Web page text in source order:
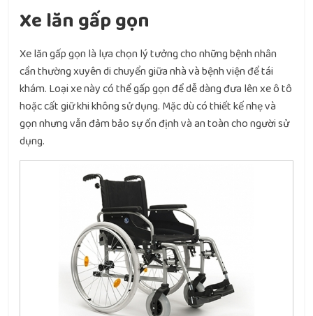
Xe lăn gấp gọn
Xe lăn gấp gọn là lựa chọn lý tưởng cho những bệnh nhân
cần thường xuyên di chuyển giữa nhà và bệnh viện để tái
khám. Loại xe này có thể gấp gọn để dễ dàng đưa lên xe ô tô
hoặc cất giữ khi không sử dụng. Mặc dù có thiết kế nhẹ và
gọn nhưng vẫn đảm bảo sự ổn định và an toàn cho người sử
dụng.